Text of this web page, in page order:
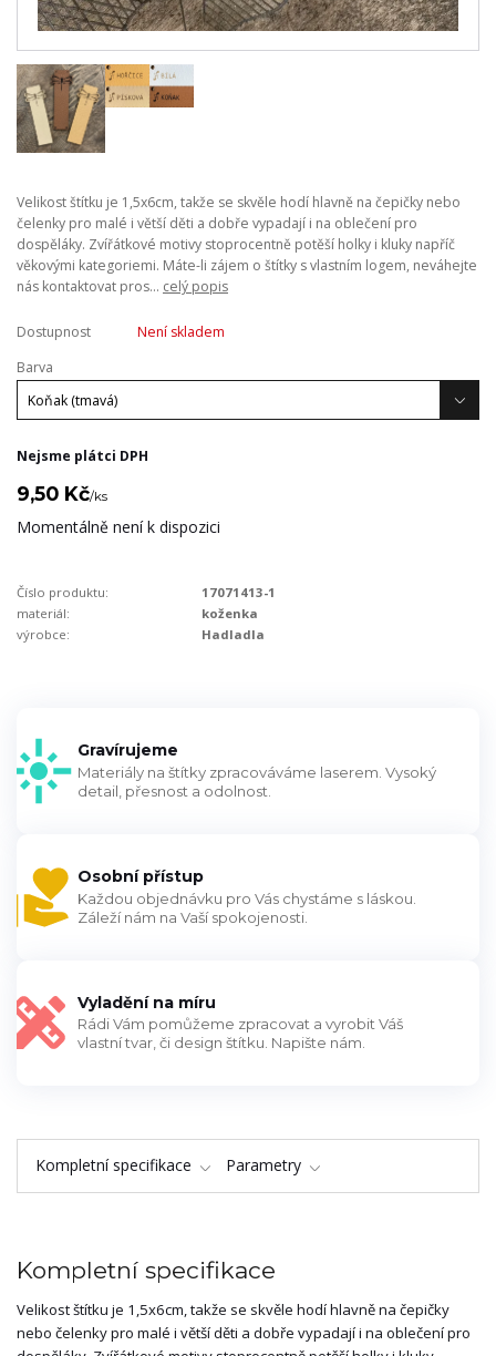
Velikost štítku je 1,5x6cm, takže se skvěle hodí hlavně na čepičky nebo
čelenky pro malé i větší děti a dobře vypadají i na oblečení pro
dospěláky. Zvířátkové motivy stoprocentně potěší holky i kluky napříč
věkovými kategoriemi. Máte-li zájem o štítky s vlastním logem, neváhejte
nás kontaktovat pros... celý popis
Dostupnost
Není skladem
Barva
Nejsme plátci DPH
9,50 Kč/ks
Momentálně není k dispozici
Číslo produktu:
17071413-1
materiál:
koženka
výrobce:
Hadladla
Gravírujeme
Materiály na štítky zpracováváme laserem. Vysoký
detail, přesnost a odolnost.
Osobní přístup
Každou objednávku pro Vás chystáme s láskou.
Záleží nám na Vaší spokojenosti.
Vyladění na míru
Rádi Vám pomůžeme zpracovat a vyrobit Váš
vlastní tvar, či design štítku. Napište nám.
Kompletní specifikace Parametry
Kompletní specifikace
Velikost štítku je 1,5x6cm, takže se skvěle hodí hlavně na čepičky
nebo čelenky pro malé i větší děti a dobře vypadají i na oblečení pro